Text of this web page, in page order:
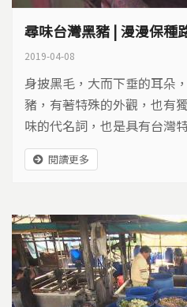
尋味台灣黑豬 | 漫漫保種
2019-04-08
身披黑毛，大而下垂的耳朵
豬，有著特殊的外觀，也有
味的代名詞，也是具有台灣
灣黑豬身上的基因寶庫，要怎
閱讀更多